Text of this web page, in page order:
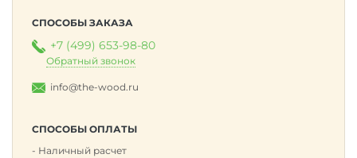
СПОСОБЫ ЗАКАЗА
+7 (499) 653-98-80
Обратный звонок
info@the-wood.ru
СПОСОБЫ ОПЛАТЫ
Наличный расчет